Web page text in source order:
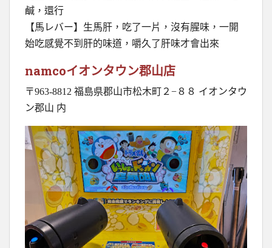
鹹，還行
【馬レバー】生馬肝，吃了一片，沒有腥味，一開
始吃感覺不到肝的味道，嚼久了肝味才會出來
namcoイオンタウン郡山店
〒963-8812 福島県郡山市松木町２−８８ イオンタウ
ン郡山 内